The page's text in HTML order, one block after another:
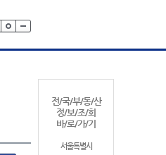
전/국/부/동/산
정/보/조/회
바/로/가/기
서울특별시